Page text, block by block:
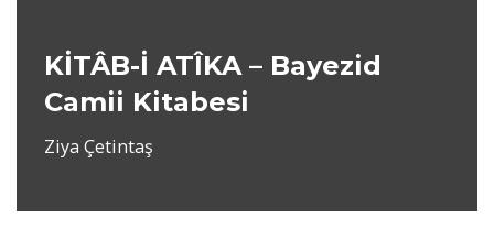
KİTÂB-İ ATÎKA – Bayezid
Camii Kitabesi
Ziya Çetintaş